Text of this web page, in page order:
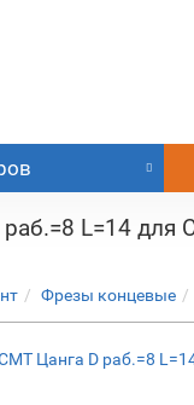
L=14 для
Фрезы концевые